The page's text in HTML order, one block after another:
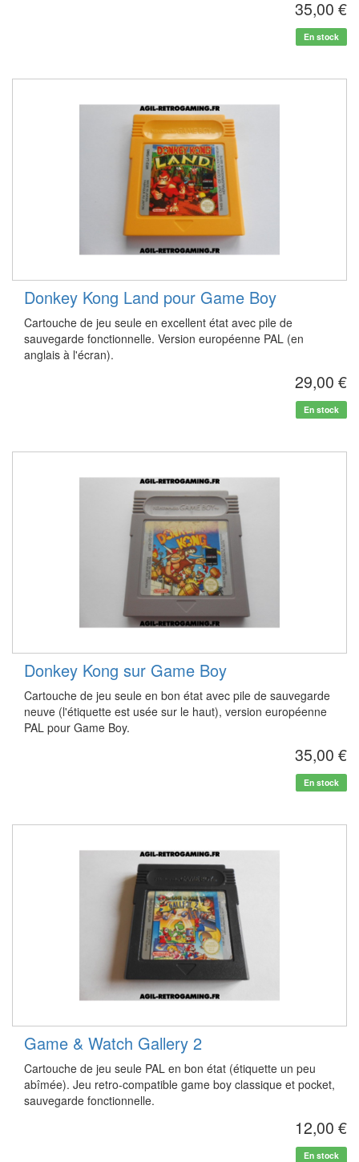
35,00 €
En stock
Donkey Kong Land pour Game Boy
Cartouche de jeu seule en excellent état avec pile de
sauvegarde fonctionnelle. Version européenne PAL (en
anglais à l'écran).
29,00 €
En stock
Donkey Kong sur Game Boy
Cartouche de jeu seule en bon état avec pile de sauvegarde
neuve (l'étiquette est usée sur le haut), version européenne
PAL pour Game Boy.
35,00 €
En stock
Game & Watch Gallery 2
Cartouche de jeu seule PAL en bon état (étiquette un peu
abîmée). Jeu retro-compatible game boy classique et pocket,
sauvegarde fonctionnelle.
12,00 €
En stock